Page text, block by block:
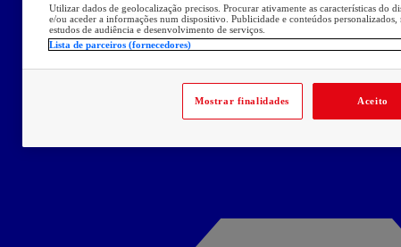
Utilizar dados de geolocalização precisos. Procurar ativamente as características do
e/ou aceder a informações num dispositivo. Publicidade e conteúdos
estudos de audiência e desenvolvimento de serviços.
Lista de parceiros (fornecedores)
Mostrar finalidades Aceito